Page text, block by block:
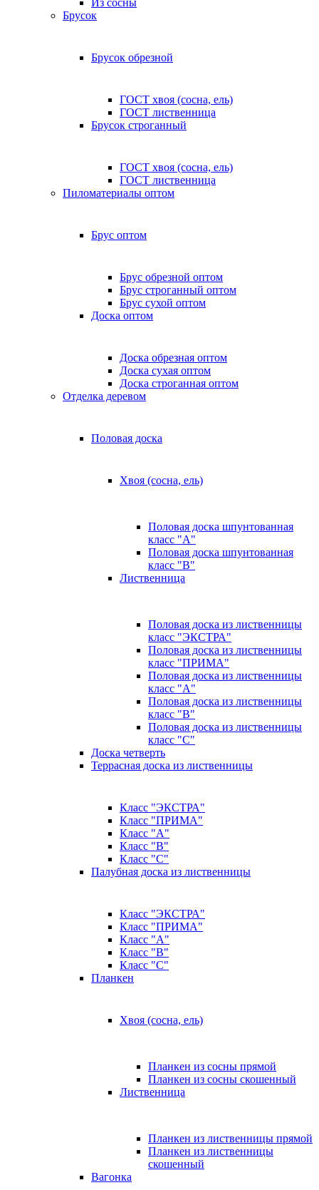
Из сосны
Брусок
Брусок обрезной
ГОСТ хвоя (сосна, ель)
ГОСТ лиственница
Брусок строганный
ГОСТ хвоя (сосна, ель)
ГОСТ лиственница
Пиломатериалы оптом
Брус оптом
Брус обрезной оптом
Брус строганный оптом
Брус сухой оптом
Доска оптом
Доска обрезная оптом
Доска сухая оптом
Доска строганная оптом
Отделка деревом
Половая доска
Хвоя (сосна, ель)
Половая доска шпунтованная
класс "А"
Половая доска шпунтованная
класс "B"
Лиственница
Половая доска из лиственницы
класс "ЭКСТРА"
Половая доска из лиственницы
класс "ПРИМА"
Половая доска из лиственницы
класс "А"
Половая доска из лиственницы
класс "B"
Половая доска из лиственницы
класс "C"
Доска четверть
Террасная доска из лиственницы
Класс "ЭКСТРА"
Класс "ПРИМА"
Класс "А"
Класс "B"
Класс "C"
Палубная доска из лиственницы
Класс "ЭКСТРА"
Класс "ПРИМА"
Класс "А"
Класс "B"
Класс "C"
Планкен
Хвоя (сосна, ель)
Планкен из сосны прямой
Планкен из сосны скошенный
Лиственница
Планкен из лиственницы прямой
Планкен из лиственницы
скошенный
Вагонка